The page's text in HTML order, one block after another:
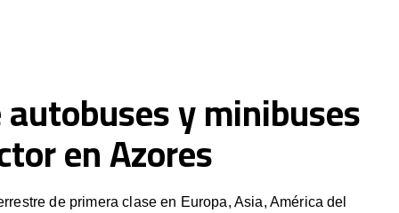
y minibuses
en Azores
de primera clase en Europa, Asia, América del